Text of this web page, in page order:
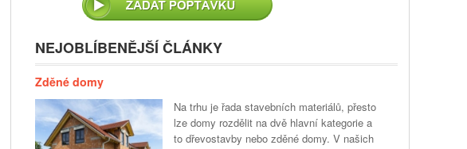
NEJOBLÍBENĚJŠÍ ČLÁNKY
Zděné domy
Na trhu je řada stavebních materiálů, přesto
lze domy rozdělit na dvě hlavní kategorie a
to dřevostavby nebo zděné domy. V našich